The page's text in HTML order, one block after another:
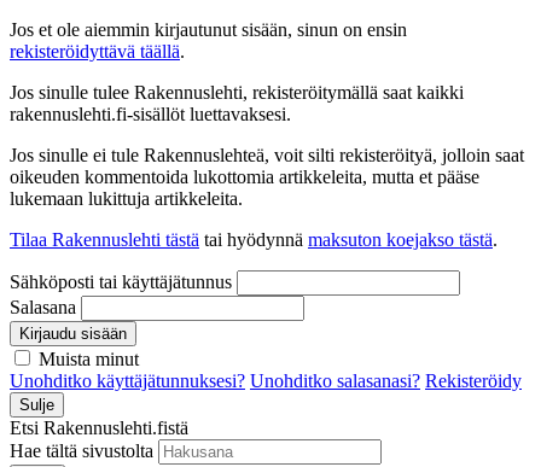
Jos et ole aiemmin kirjautunut sisään, sinun on ensin
rekisteröidyttävä täällä.
Jos sinulle tulee Rakennuslehti, rekisteröitymällä saat kaikki
rakennuslehti.fi-sisällöt luettavaksesi.
Jos sinulle ei tule Rakennuslehteä, voit silti rekisteröityä, jolloin saat
oikeuden kommentoida lukottomia artikkeleita, mutta et pääse
lukemaan lukittuja artikkeleita.
Tilaa Rakennuslehti tästä tai hyödynnä maksuton koejakso tästä.
Sähköposti tai käyttäjätunnus
Salasana
Kirjaudu sisään
Muista minut
Unohditko käyttäjätunnuksesi? Unohditko salasanasi? Rekisteröidy
Sulje
Etsi Rakennuslehti.fistä
Hae tältä sivustolta